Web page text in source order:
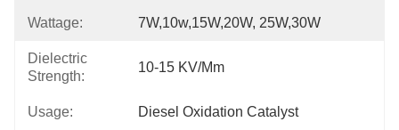
Wattage: 7W,10w,15W,20W, 25W,30W
Dielectric
Strength:
10-15 KV/mm
Usage: Diesel Oxidation Catalyst